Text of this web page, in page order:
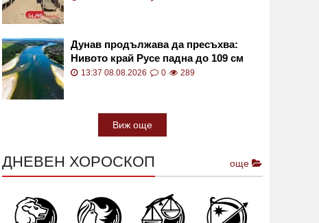
Дунав продължава да пресъхва:
Нивото край Русе падна до 109 см
под нулата
13:37 08.08.2026 0 289
Виж още
ДНЕВЕН ХОРОСКОП още